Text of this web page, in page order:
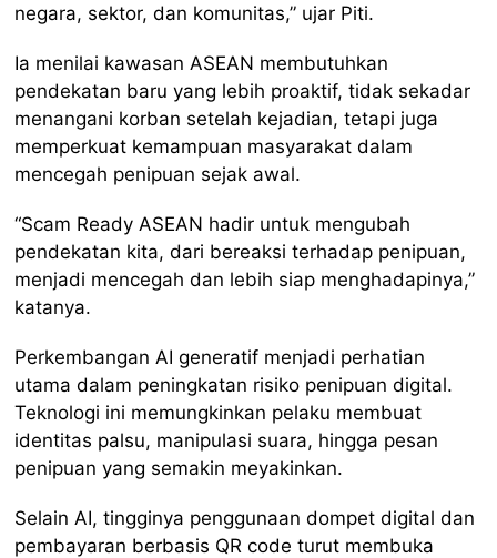
negara, sektor, dan komunitas,” ujar Piti.
Ia menilai kawasan ASEAN membutuhkan
pendekatan baru yang lebih proaktif, tidak sekadar
menangani korban setelah kejadian, tetapi juga
memperkuat kemampuan masyarakat dalam
mencegah penipuan sejak awal.
“Scam Ready ASEAN hadir untuk mengubah
pendekatan kita, dari bereaksi terhadap penipuan,
menjadi mencegah dan lebih siap menghadapinya,”
katanya.
Perkembangan AI generatif menjadi perhatian
utama dalam peningkatan risiko penipuan digital.
Teknologi ini memungkinkan pelaku membuat
identitas palsu, manipulasi suara, hingga pesan
penipuan yang semakin meyakinkan.
Selain AI, tingginya penggunaan dompet digital dan
pembayaran berbasis QR code turut membuka